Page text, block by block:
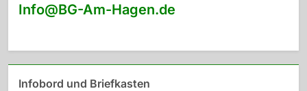
Info@BG-Am-Hagen.de
Infobord und Briefkasten